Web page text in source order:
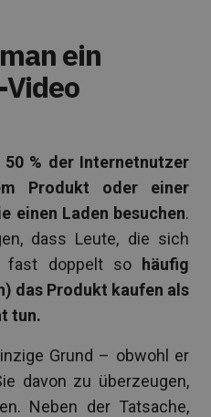
ein
50 % der Internetnutzer
Produkt oder einer
einen Laden besuchen.
dass Leute, die sich
fast doppelt so
häufig
das Produkt kaufen als
tun.
Grund – obwohl er
davon zu überzeugen,
Neben der Tatsache,